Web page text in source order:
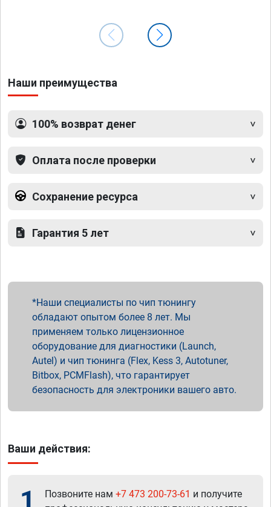
Наши преимущества
100% возврат денег
Оплата после проверки
Сохранение ресурса
Гарантия 5 лет
Наши специалисты по чип тюнингу
обладают опытом более 8 лет. Мы
применяем только лицензионное
оборудование для диагностики (Launch,
Autel) и чип тюнинга (Flex, Kess 3, Autotuner,
Bitbox, PCMFlash), что гарантирует
безопасность для электроники вашего авто.
Ваши действия:
1 Позвоните нам +7 473 200-73-61 и получите